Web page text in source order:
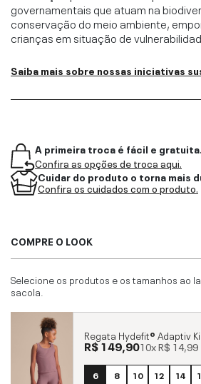
governamentais que atuam na
conservação do meio ambiente,
crianças em situação de
Saiba mais sobre nossas iniciativas
A primeira troca é fácil e gratuita.
Confira as opções de troca aqui.
Cuidar do produto o torna mais
Confira os cuidados com o produto.
COMPRE O LOOK
Selecione os produtos e os tamanhos ao
sacola.
Regata Hydefit® Adaptiv
R$ 149,9010xR$ 14,99
6 8 10 12 14